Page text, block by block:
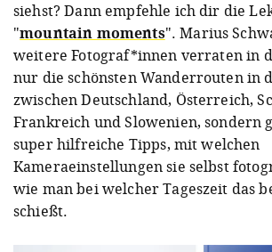
siehst? Dann empfehle ich dir die
"mountain moments". Marius
weitere Fotograf*innen verraten in
nur die schönsten Wanderrouten in
zwischen Deutschland, Österreich,
Frankreich und Slowenien, sondern
super hilfreiche Tipps, mit welchen
Kameraeinstellungen sie selbst
wie man bei welcher Tageszeit das
schießt.